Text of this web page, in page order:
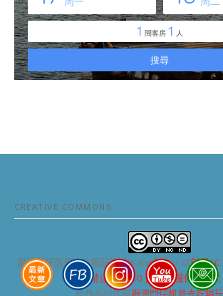
CREATIVE COMMONS
跟澳門仔凱恩去吃喝玩樂由Kahn製作，以創用
禁止改作 3.0 台灣 授權條款釋出